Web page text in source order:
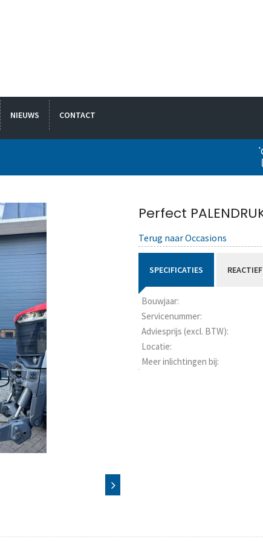
NIEUWS CONTACT
Perfect
Terug naar Occasions
SPECIFICATIES
Bouwjaar:
Servicenummer:
Adviesprijs (excl. BTW):
Locatie:
Meer inlichtingen bij: